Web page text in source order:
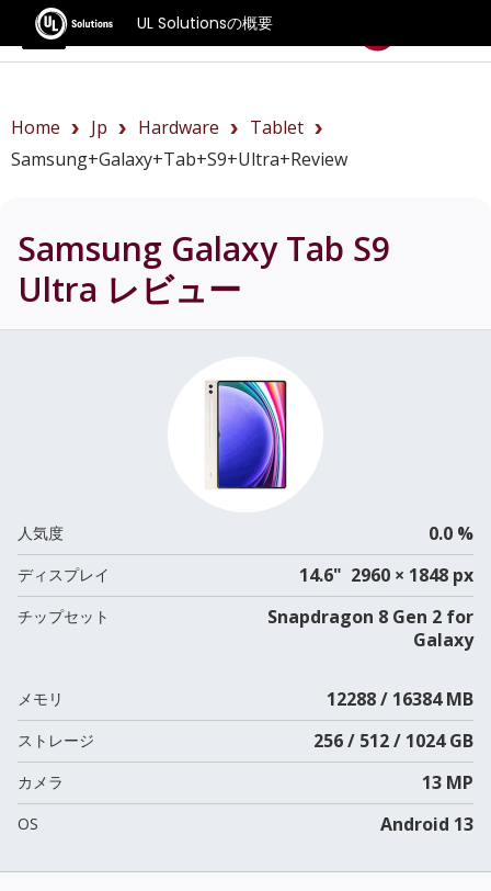
UL Solutionsの概要
ベンチマーク
Home Jp Hardware
Tablet
Samsung+Galaxy+Tab+S9+Ultra+review
Samsung Galaxy Tab S9
Ultra レビュー
人気度 0.0 %
ディスプレイ 14.6" 2960 × 1848 px
チップセット
Snapdragon 8 Gen 2 for
Galaxy
メモリ 12288 / 16384 MB
ストレージ 256 / 512 / 1024 GB
カメラ 13 MP
OS Android 13